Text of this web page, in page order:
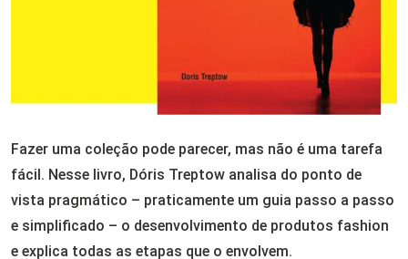
Fazer uma coleção pode parecer, mas não é uma tarefa
fácil. Nesse livro, Dóris Treptow analisa do ponto de
vista pragmático – praticamente um guia passo a passo
e simplificado – o desenvolvimento de produtos fashion
e explica todas as etapas que o envolvem.